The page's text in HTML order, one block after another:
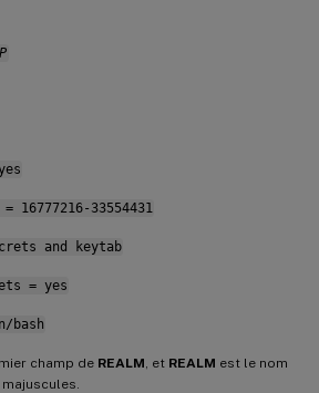
16777216-33554431
and keytab
= yes
bash
champ de REALM , et REALM est le nom